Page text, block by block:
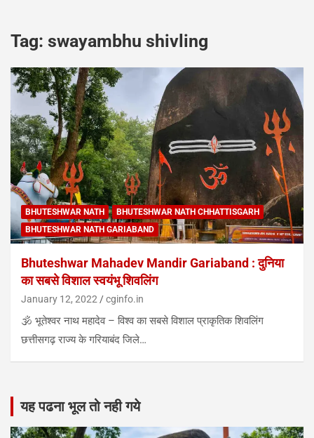
Tag: swayambhu shivling
BHUTESHWAR NATH
BHUTESHWAR NATH CHHATTISGARH
BHUTESHWAR NATH GARIABAND
Bhuteshwar Mahadev Mandir Gariaband : दुनिया
का सबसे विशाल स्वयंभू शिवलिंग
January 12, 2022 cginfo.in
🕉️ भूतेश्वर नाथ महादेव – विश्व का सबसे विशाल प्राकृतिक शिवलिंग
छत्तीसगढ़ राज्य के गरियाबंद जिले…
यह पढना भूल तो नही गये